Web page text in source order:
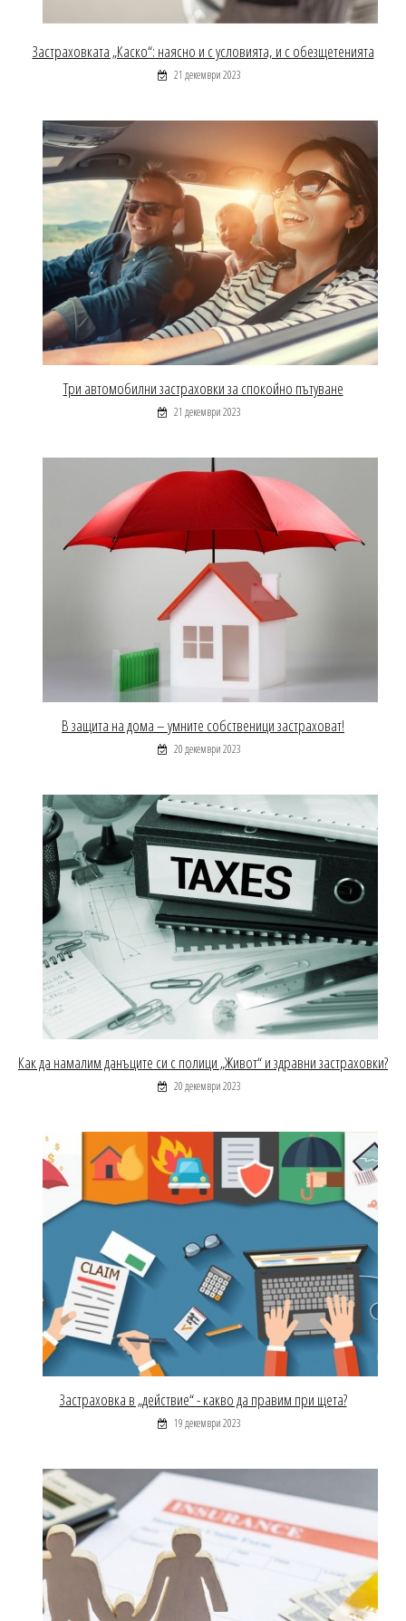
Застраховката „Каско“: наясно и с условията, и с обезщетенията
21 декември 2023
Три автомобилни застраховки за спокойно пътуване
21 декември 2023
В защита на дома – умните собственици застраховат!
20 декември 2023
Как да намалим данъците си с полици „Живот“ и здравни застраховки?
20 декември 2023
Застраховка в „действие“ - какво да правим при щета?
19 декември 2023